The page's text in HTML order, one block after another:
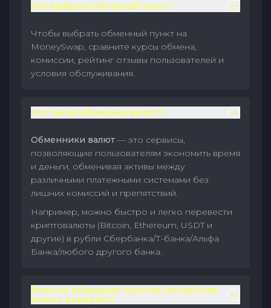
Как выбрать обменный пункт?
Чтобы выбрать обменный пункт на
MoneySwap, сравните курсы обмена,
комиссии, рейтинг отзывы пользователей и
условия обслуживания.
Что такое обменник валют?
Обменники валют — это сервисы,
позволяющие пользователям экономить время
и деньги, обменивая активы между
различными платежными системами без
лишних комиссий и препятствий.
Например, можно быстро и легко перевести
криптовалюты (Bitcoin, Ethereum, USDT и
другие) в рубли Сбербанка/Т-банка/Альфа
Банка/любого другого банка.
Всем ли обменным пунктам MoneySwap
можно доверять?